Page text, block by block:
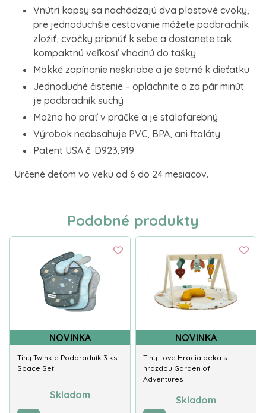
Vnútri kapsy sa nachádzajú dva plastové cvoky,
pre jednoduchšie cestovanie môžete podbradník
zložiť, cvočky pripnúť k sebe a dostanete tak
kompaktnú veľkosť vhodnú do tašky
Mäkké zapínanie neškriabe a je šetrné k dieťatku
Jednoduché čistenie – opláchnite a za pár minút
je podbradník suchý
Možno ho prať v práčke a je stálofarebný
Výrobok neobsahuje PVC, BPA, ani ftaláty
Patent USA č. D923,919
Určené deťom vo veku od 6 do 24 mesiacov.
Podobné produkty
NOVINKA
Tiny Twinkle Podbradník 3 ks -
Space Set
Skladom
NOVINKA
Tiny Love Hracia deka s
hrazdou Garden of
Adventures
Skladom